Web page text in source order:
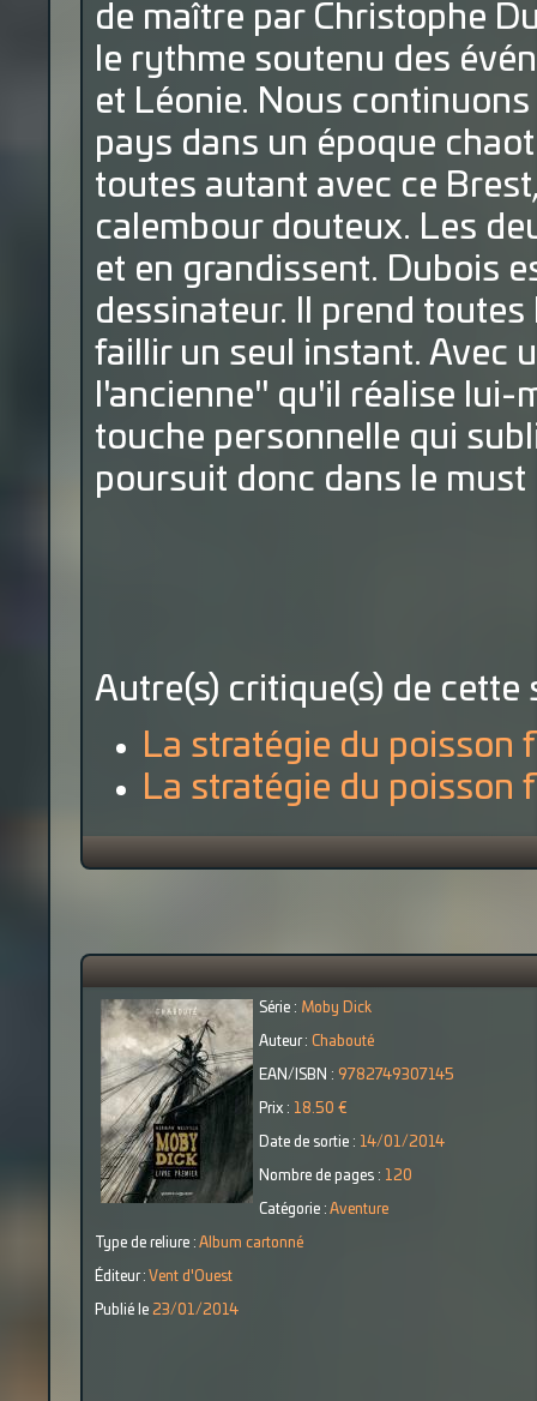
de maître par Christophe
le rythme soutenu des
et Léonie. Nous
pays dans un époque
toutes autant avec ce
calembour douteux. Les
et en grandissent. Dubois
dessinateur. Il prend
faillir un seul instant. Avec
l'ancienne" qu'il réalise lui-
touche personnelle qui
poursuit donc dans le
Autre(s) critique(s) de cette
La stratégie du poisson
La stratégie du poisson
Série : Moby Dick
Auteur : Chabouté
EAN/ISBN : 9782749307145
Prix : 18.50 €
Date de sortie : 14/01/2014
Nombre de pages : 120
Catégorie : Aventure
Type de reliure : Album cartonné
Éditeur : Vent d'Ouest
Publié le 23/01/2014